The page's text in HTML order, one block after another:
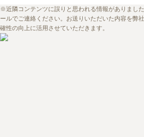
ださい。
・寺院墓地の使用料相場は約77万円。檀家
・
茂原市
習志野市 東金市
長生村
印西市
※近隣コンテンツに誤りと思われる情報がありました
ールでご連絡ください。お送りいただいた内容を弊
確性の向上に活用させていただきます。